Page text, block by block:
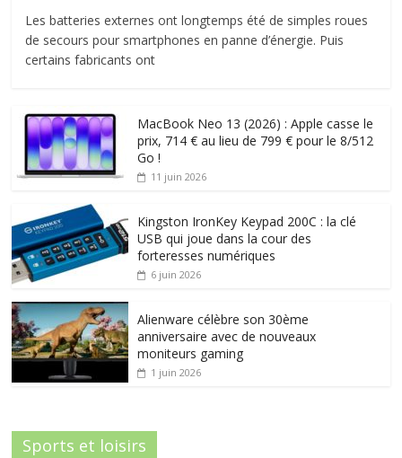
Les batteries externes ont longtemps été de simples roues
de secours pour smartphones en panne d’énergie. Puis
certains fabricants ont
MacBook Neo 13 (2026) : Apple casse le
prix, 714 € au lieu de 799 € pour le 8/512
Go !
11 juin 2026
Kingston IronKey Keypad 200C : la clé
USB qui joue dans la cour des
forteresses numériques
6 juin 2026
Alienware célèbre son 30ème
anniversaire avec de nouveaux
moniteurs gaming
1 juin 2026
Sports et loisirs